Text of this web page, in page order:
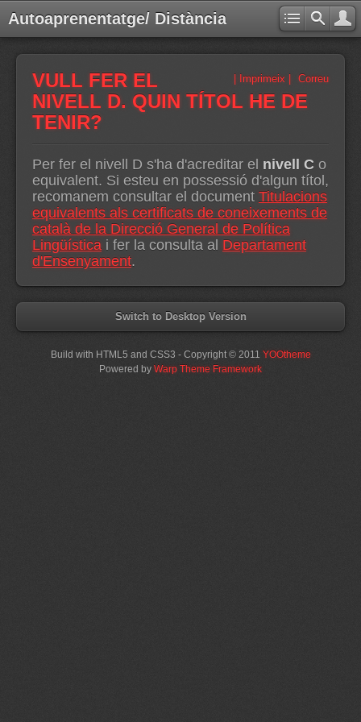
Autoaprenentatge/ Distància
Correu
| Imprimeix |
VULL FER EL
NIVELL D. QUIN TÍTOL HE DE
TENIR?
Per fer el nivell D s'ha d'acreditar el nivell C o
equivalent. Si esteu en possessió d'algun títol,
recomanem consultar el document Titulacions
equivalents als certificats de coneixements de
català de la Direcció General de Política
Lingüística i fer la consulta al Departament
d'Ensenyament.
Switch to Desktop Version
Build with HTML5 and CSS3 - Copyright © 2011 YOOtheme
Powered by Warp Theme Framework